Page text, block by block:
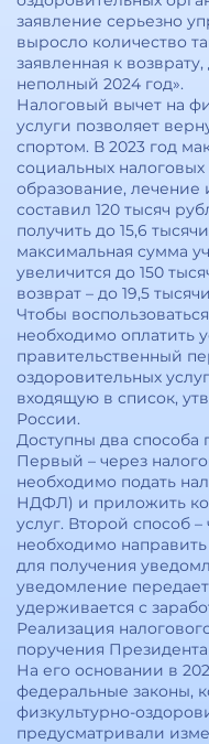
заявление серьезно
выросло количество
заявленная к
неполный 2024 год».
Налоговый вычет на
услуги позволяет
спортом. В 2023 год
социальных
образование, лечение
составил 120 тысяч
получить до 15,6
максимальная сумма
увеличится до 150
возврат – до 19,5
Чтобы
необходимо оплатить
правительственный
оздоровительных
входящую в список,
России.
Доступны два способа
Первый – через
необходимо подать
НДФЛ) и приложить
услуг. Второй способ
необходимо
для получения
уведомление
удерживается с
Реализация
поручения Президента
На его основании в
федеральные законы,
физкультурно-
предусматривали